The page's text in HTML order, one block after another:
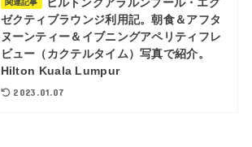
関連記事
ゼクティブラウンジ利用記。朝食＆アフタ
ヌーンティー＆イブニングアペリティフレ
ビュー（カクテルタイム）写真で紹介。
Hilton Kuala Lumpur
2023.01.07